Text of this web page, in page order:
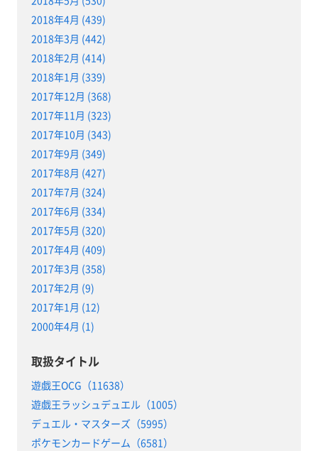
2018年4月 (439)
2018年3月 (442)
2018年2月 (414)
2018年1月 (339)
2017年12月 (368)
2017年11月 (323)
2017年10月 (343)
2017年9月 (349)
2017年8月 (427)
2017年7月 (324)
2017年6月 (334)
2017年5月 (320)
2017年4月 (409)
2017年3月 (358)
2017年2月 (9)
2017年1月 (12)
2000年4月 (1)
取扱タイトル
遊戯王OCG（11638）
遊戯王ラッシュデュエル（1005）
デュエル・マスターズ（5995）
ポケモンカードゲーム（6581）